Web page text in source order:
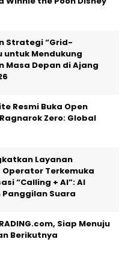
Strategi “Grid-
untuk Mendukung
Masa Depan di Ajang
Resmi Buka Open
Zero: Global
Layanan
Terkemuka
“Calling + AI”: AI
Panggilan Suara
Siap Menuju
Berikutnya